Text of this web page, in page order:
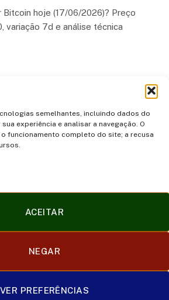
semelhantes, incluindo dados do
experiência e analisar a navegação. O
funcionamento completo do site; a recusa
ACEITAR
NEGAR
VER PREFERÊNCIAS
Bitcoin hoje (17/06/2026)? Preço
variação 7d e análise técnica
(Twitter)
CONTATO TERMOS DE USO
CONOSCO